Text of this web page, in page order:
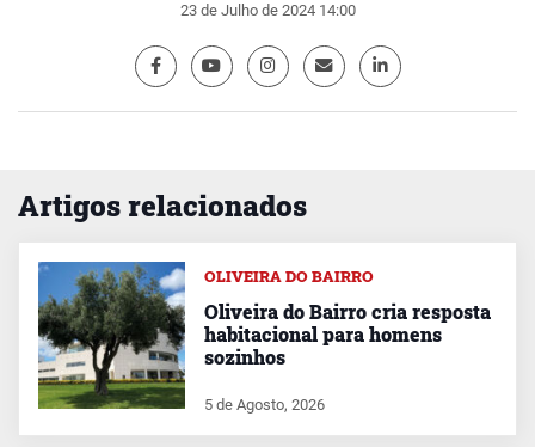
23 de Julho de 2024 14:00
Artigos relacionados
OLIVEIRA DO BAIRRO
Oliveira do Bairro cria resposta
habitacional para homens
sozinhos
5 de Agosto, 2026